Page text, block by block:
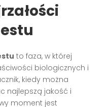
to faza, w której
biologicznych i
kiedy można
najlepszą jakość i
moment jest